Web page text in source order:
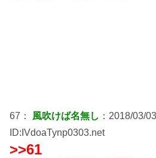
67： 風吹けば名無し ：2018/03/
ID:IVdoaTynp0303.net
>>61